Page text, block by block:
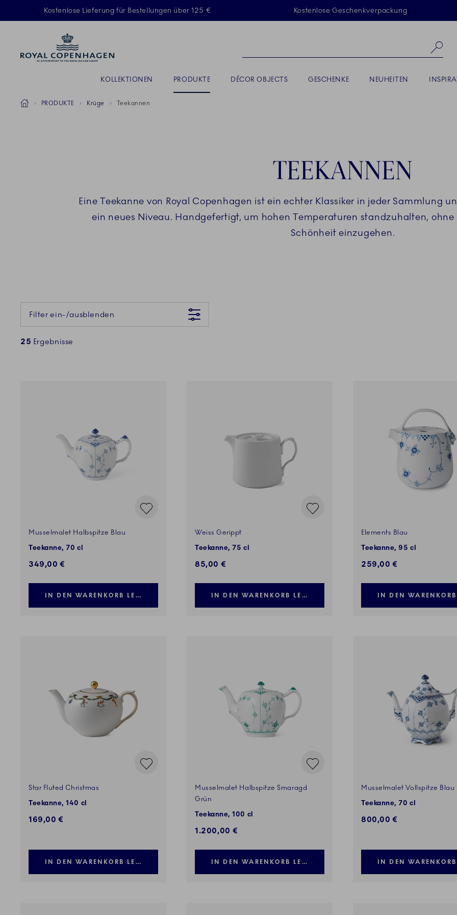
Sprunglinks
Kostenlose Lieferung für Bestellungen über 125 € Kostenlose Geschenkverpackung
KOLLEKTIONEN AKTIV
PRODUKTE DÉCOR OBJECTS GESCHENKE NEUHEITEN
Breadcrumb Headlinesss
StartseitePRODUKTE Krüge Teekannen
TEEKANNEN
Eine Teekanne von Royal Copenhagen ist ein echter Klassiker in jeder Sammlung
ein neues Niveau. Handgefertigt, um hohen Temperaturen standzuhalten, ohne
Schönheit einzugehen.
Filter ein-/ausblenden
25 Ergebnisse
Musselmalet Halbspitze Blau
Teekanne, 70 cl
349,00 €
IN DEN WARENKORB LEGEN
Weiss Gerippt
Teekanne, 75 cl
85,00 €
IN DEN WARENKORB LEGEN
Elements Blau
Teekanne, 95 cl
259,00 €
IN DEN
Star Fluted Christmas
Teekanne, 140 cl
169,00 €
IN DEN WARENKORB LEGEN
Musselmalet Halbspitze Smaragd
Grün
Teekanne, 100 cl
1.200,00 €
IN DEN WARENKORB LEGEN
Musselmalet Vollspitze Blau
Teekanne, 70 cl
800,00 €
IN DEN